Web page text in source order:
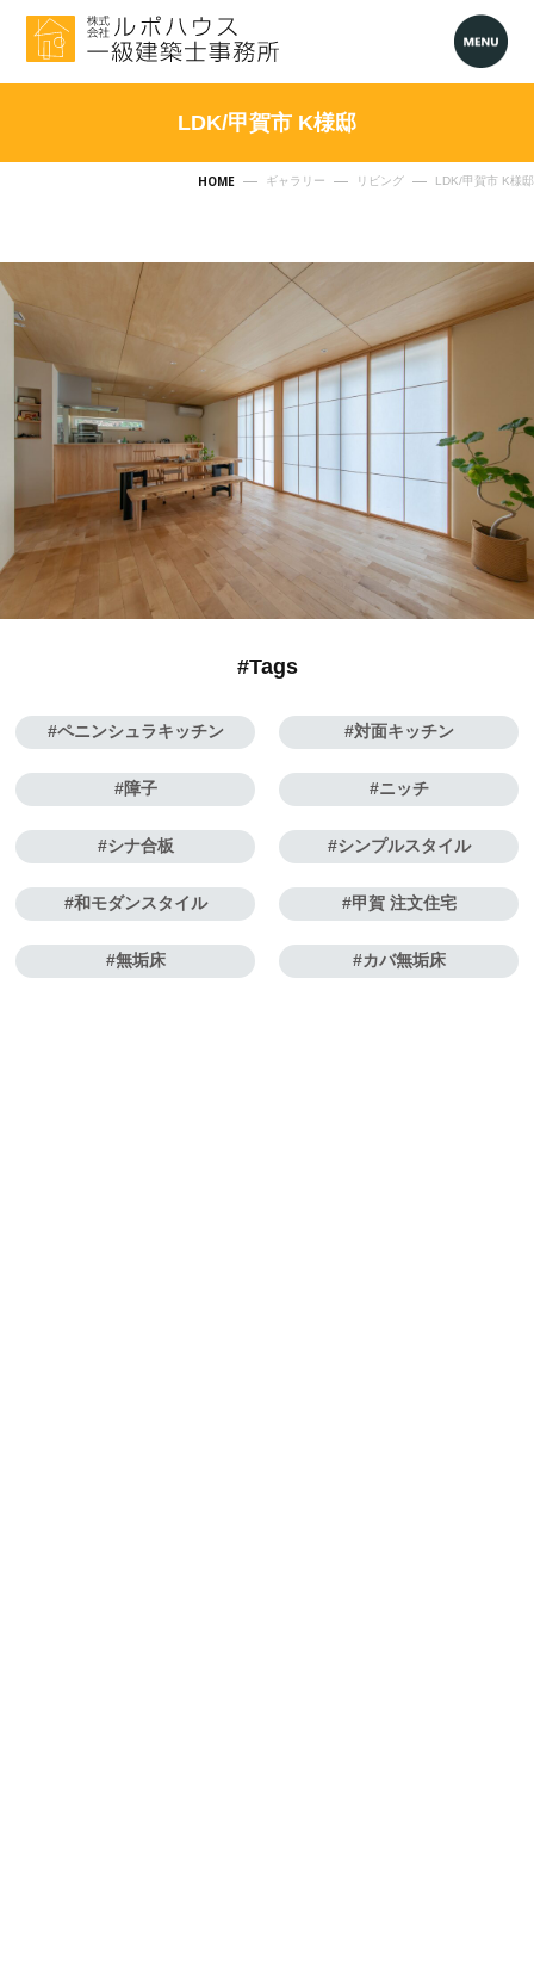
HOME ギャラリー リビング LDK/甲賀市 K様邸
LDK/甲賀市 K様邸
#Tags
ペニンシュラキッチン 対面キッチン
障子 ニッチ
シナ合板 シンプルスタイル
和モダンスタイル 甲賀 注文住宅
無垢床 カバ無垢床